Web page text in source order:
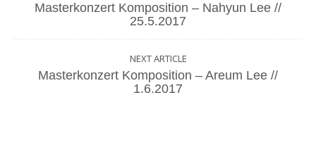
Masterkonzert Komposition – Nahyun Lee //
25.5.2017
NEXT ARTICLE
Masterkonzert Komposition – Areum Lee //
1.6.2017